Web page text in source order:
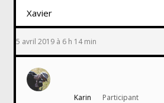
Xavier
5 avril 2019 à 6 h 14 min
Karin Participant